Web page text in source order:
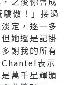
傲！」接過
定，逐一多
她還是記掛
謝我的所有
Chantel表示
萬千星輝頒